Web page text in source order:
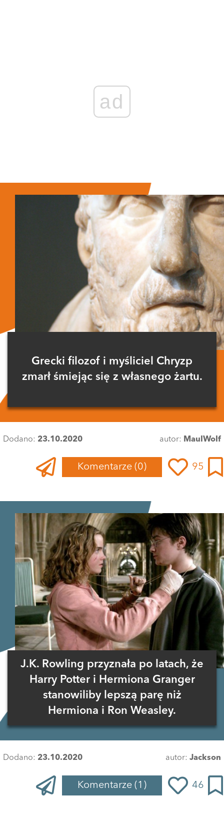
ad
Grecki filozof i myśliciel Chryzp
zmarł śmiejąc się z własnego żartu.
Dodano: 23.10.2020 autor: MaulWolf
Komentarze (0) 95
J.K. Rowling przyznała po latach, że
Harry Potter i Hermiona Granger
stanowiliby lepszą parę niż
Hermiona i Ron Weasley.
Dodano: 23.10.2020 autor: Jackson
Komentarze (1) 46